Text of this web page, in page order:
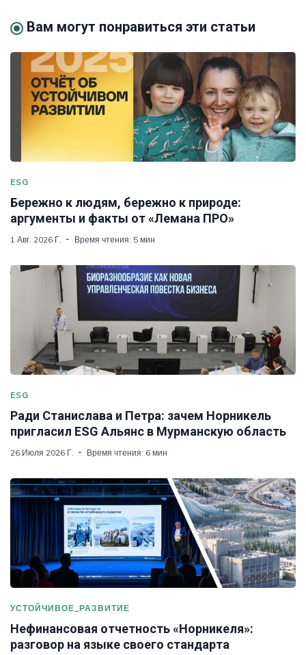
Вам могут понравиться эти статьи
ESG
Бережно к людям, бережно к природе:
аргументы и факты от «Лемана ПРО»
1 Авг. 2026 Г. Время чтения: 5 мин
ESG
Ради Станислава и Петра: зачем Норникель
пригласил ESG Альянс в Мурманскую область
26 Июля 2026 Г. Время чтения: 6 мин
УСТОЙЧИВОЕ_РАЗВИТИЕ
Нефинансовая отчетность «Норникеля»:
разговор на языке своего стандарта